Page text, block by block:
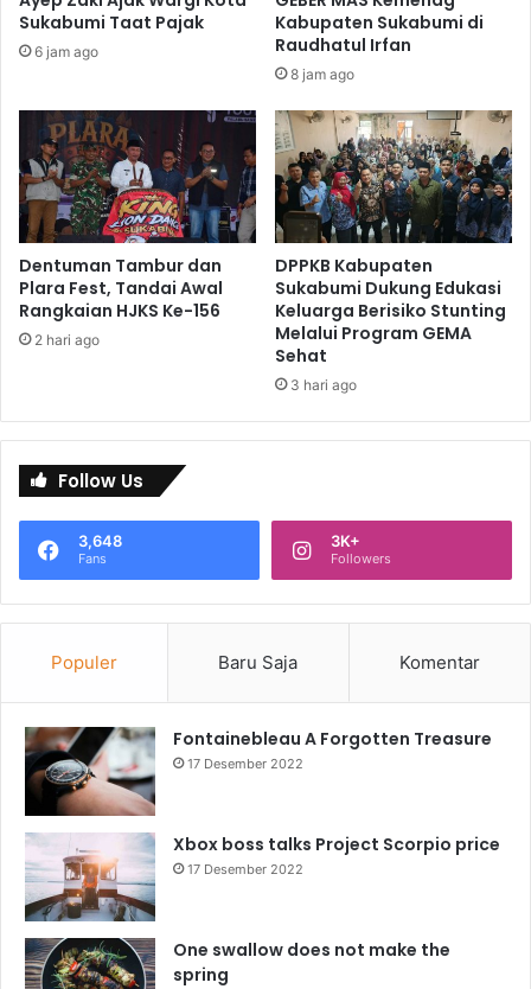
Sukabumi Taat Pajak
6 jam ago
Kabupaten Sukabumi di
Raudhatul Irfan
8 jam ago
Dentuman Tambur dan
Plara Fest, Tandai Awal
Rangkaian HJKS Ke-156
2 hari ago
DPPKB Kabupaten
Sukabumi Dukung Edukasi
Keluarga Berisiko Stunting
Melalui Program GEMA
Sehat
3 hari ago
Follow Us
3,648
Fans
3K+
Followers
Populer Baru Saja Komentar
Fontainebleau A Forgotten Treasure
17 Desember 2022
Xbox boss talks Project Scorpio price
17 Desember 2022
One swallow does not make the
spring